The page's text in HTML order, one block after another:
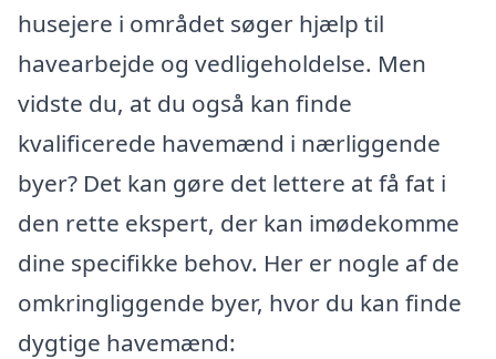
husejere i området søger hjælp til
havearbejde og vedligeholdelse. Men
vidste du, at du også kan finde
kvalificerede havemænd i nærliggende
byer? Det kan gøre det lettere at få fat i
den rette ekspert, der kan imødekomme
dine specifikke behov. Her er nogle af de
omkringliggende byer, hvor du kan finde
dygtige havemænd: